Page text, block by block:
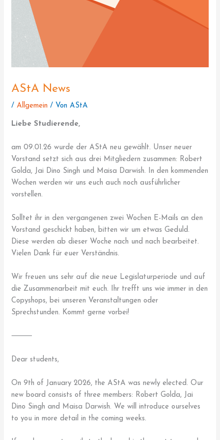
AStA News
/Allgemein / VonAStA
Liebe Studierende,
am 09.01.26 wurde der AStA neu gewählt. Unser neuer
Vorstand setzt sich aus drei Mitgliedern zusammen: Robert
Golda, Jai Dino Singh und Maisa Darwish. In den kommenden
Wochen werden wir uns euch auch noch ausführlicher
vorstellen.
Solltet ihr in den vergangenen zwei Wochen E-Mails an den
Vorstand geschickt haben, bitten wir um etwas Geduld.
Diese werden ab dieser Woche nach und nach bearbeitet.
Vielen Dank für euer Verständnis.
Wir freuen uns sehr auf die neue Legislaturperiode und auf
die Zusammenarbeit mit euch. Ihr trefft uns wie immer in den
Copyshops, bei unseren Veranstaltungen oder
Sprechstunden. Kommt gerne vorbei!
⸻
Dear students,
On 9th of January 2026, the AStA was newly elected. Our
new board consists of three members: Robert Golda, Jai
Dino Singh and Maisa Darwish. We will introduce ourselves
to you in more detail in the coming weeks.